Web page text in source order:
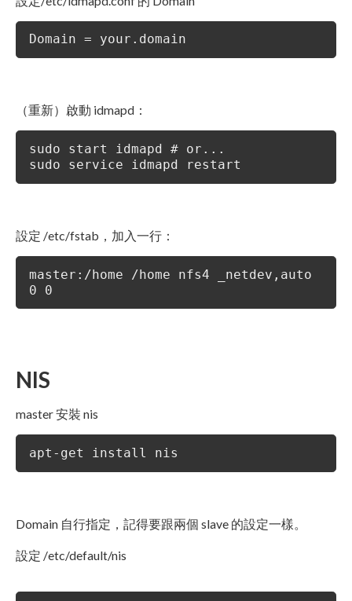
Domain = your.domain
（重新）啟動 idmapd：
sudo start idmapd # or...
sudo service idmapd restart
設定 /etc/fstab，加入一行：
master:/home /home nfs4 _netdev,auto
0 0
NIS
master 安裝 nis
apt-get install nis
Domain 自行指定，記得要跟兩個 slave 的設定一樣。
設定 /etc/default/nis